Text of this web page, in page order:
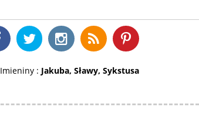
Imieniny : Jakuba, Sławy, Sykstusa